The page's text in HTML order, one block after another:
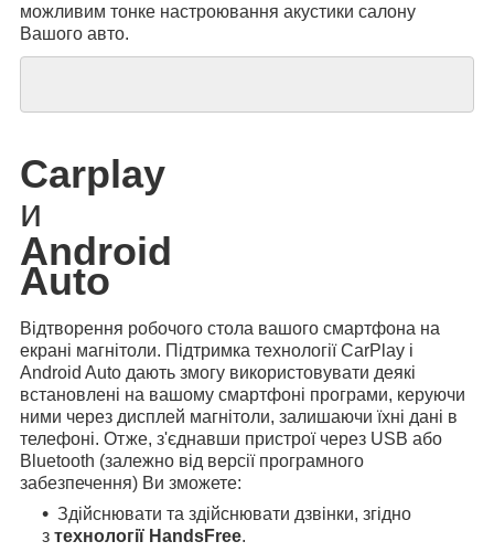
можливим тонке настроювання акустики салону
Вашого авто.
Carplay
и
Android
Auto
Відтворення робочого стола вашого смартфона на
екрані магнітоли. Підтримка технології CarPlay і
Android Auto дають змогу використовувати деякі
встановлені на вашому смартфоні програми, керуючи
ними через дисплей магнітоли, залишаючи їхні дані в
телефоні. Отже, з'єднавши пристрої через USB або
Bluetooth (залежно від версії програмного
забезпечення) Ви зможете:
Здійснювати та здійснювати дзвінки, згідно
з технології HandsFree.